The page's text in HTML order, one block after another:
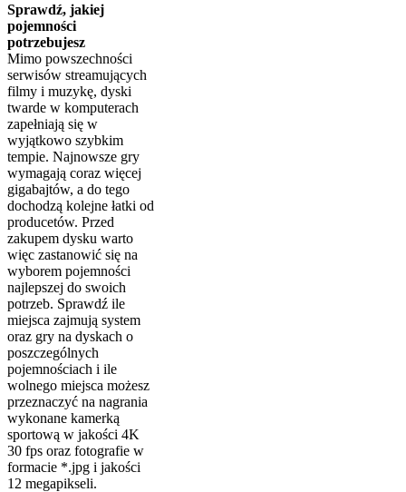
Sprawdź, jakiej
pojemności
potrzebujesz
Mimo powszechności
serwisów streamujących
filmy i muzykę, dyski
twarde w komputerach
zapełniają się w
wyjątkowo szybkim
tempie. Najnowsze gry
wymagają coraz więcej
gigabajtów, a do tego
dochodzą kolejne łatki od
producetów. Przed
zakupem dysku warto
więc zastanowić się na
wyborem pojemności
najlepszej do swoich
potrzeb. Sprawdź ile
miejsca zajmują system
oraz gry na dyskach o
poszczególnych
pojemnościach i ile
wolnego miejsca możesz
przeznaczyć na nagrania
wykonane kamerką
sportową w jakości 4K
30 fps oraz fotografie w
formacie *.jpg i jakości
12 megapikseli.